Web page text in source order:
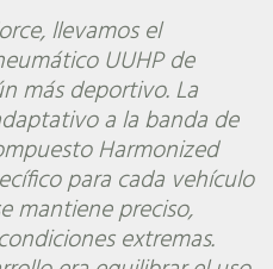
llevamos el
UUHP de
más deportivo. La
a la banda de
Harmonized
para cada vehículo
mantiene preciso,
extremas.